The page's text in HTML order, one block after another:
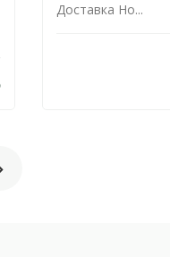
Доставка Но...